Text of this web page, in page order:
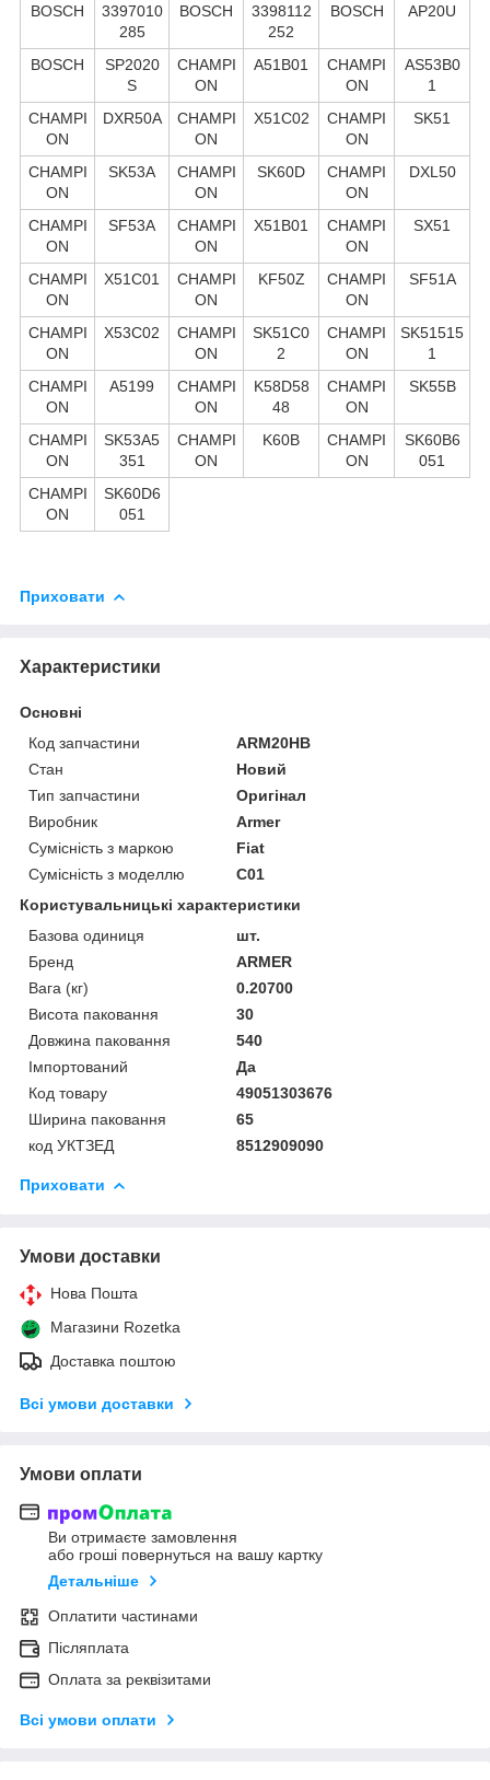
BOSCH
3397010
285
BOSCH
3398112
252
BOSCH AP20U
BOSCH
SP2020
S
CHAMPI
ON
A51B01
CHAMPI
ON
AS53B0
1
CHAMPI
ON
DXR50A
CHAMPI
ON
X51C02
CHAMPI
ON
SK51
CHAMPI
ON
SK53A
CHAMPI
ON
SK60D
CHAMPI
ON
DXL50
CHAMPI
ON
SF53A
CHAMPI
ON
X51B01
CHAMPI
ON
SX51
CHAMPI
ON
X51C01
CHAMPI
ON
KF50Z
CHAMPI
ON
SF51A
CHAMPI
ON
X53C02
CHAMPI
ON
SK51C0
2
CHAMPI
ON
SK51515
1
CHAMPI
ON
A5199
CHAMPI
ON
K58D58
48
CHAMPI
ON
SK55B
CHAMPI
ON
SK53A5
351
CHAMPI
ON
K60B
CHAMPI
ON
SK60B6
051
CHAMPI
ON
SK60D6
051
Приховати
Характеристики
Основні
Код запчастини
ARM20HB
Стан
Новий
Тип запчастини
Оригінал
Виробник
Armer
Сумісність з маркою
Fiat
Сумісність з моделлю
C01
Користувальницькі характеристики
Базова одиниця
шт.
Бренд
ARMER
Вага (кг)
0.20700
Висота паковання
30
Довжина паковання
540
Імпортований
Да
Код товару
49051303676
Ширина паковання
65
код УКТЗЕД
8512909090
Приховати
Умови доставки
Нова Пошта
Магазини Rozetka
Доставка поштою
Всі умови доставки
Умови оплати
Ви отримаєте замовлення
або гроші повернуться на вашу картку
Детальніше
Оплатити частинами
Післяплата
Оплата за реквізитами
Всі умови оплати